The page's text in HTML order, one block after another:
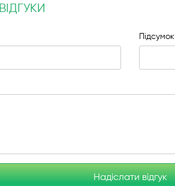
ВІДГУКИ
Підсумок
Надіслати відгук